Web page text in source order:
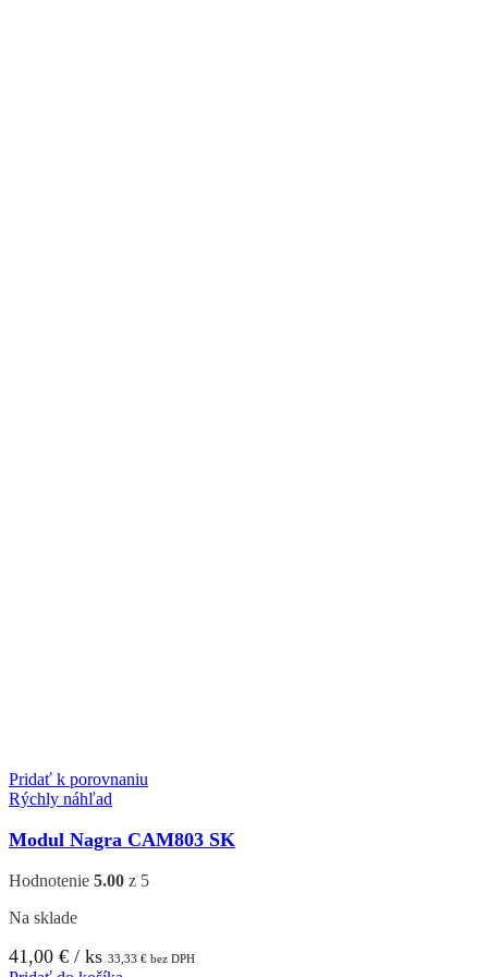
Pridať k porovnaniu
Rýchly náhľad
Modul Nagra CAM803 SK
Hodnotenie 5.00 z 5
Na sklade
41,00 € / ks 33,33 € bez DPH